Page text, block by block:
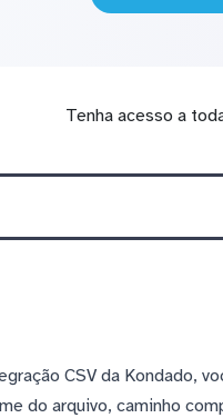
Tenha acesso a
CSV da Kondado,
do arquivo, caminho